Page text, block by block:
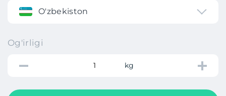
O'zbekiston
Og'irligi
kg